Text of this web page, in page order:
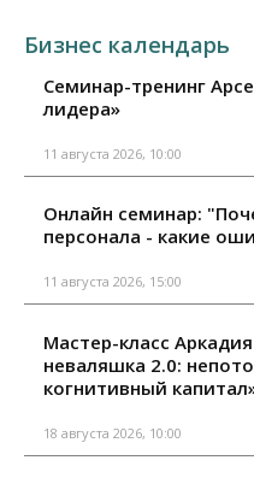
Бизнес календарь
Семинар-тренинг
лидера»
11 августа 2026, 10:00
Онлайн семинар:
персонала - какие
11 августа 2026, 15:00
Мастер-класс
неваляшка 2.0:
когнитивный
18 августа 2026, 10:00